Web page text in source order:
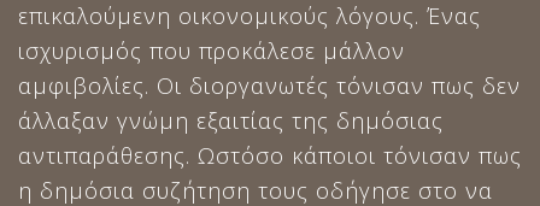
επικαλούμενη οικονομικούς λόγους. Ένας
ισχυρισμός που προκάλεσε μάλλον
αμφιβολίες. Οι διοργανωτές τόνισαν πως δεν
άλλαξαν γνώμη εξαιτίας της δημόσιας
αντιπαράθεσης. Ωστόσο κάποιοι τόνισαν πως
η δημόσια συζήτηση τους οδήγησε στο να